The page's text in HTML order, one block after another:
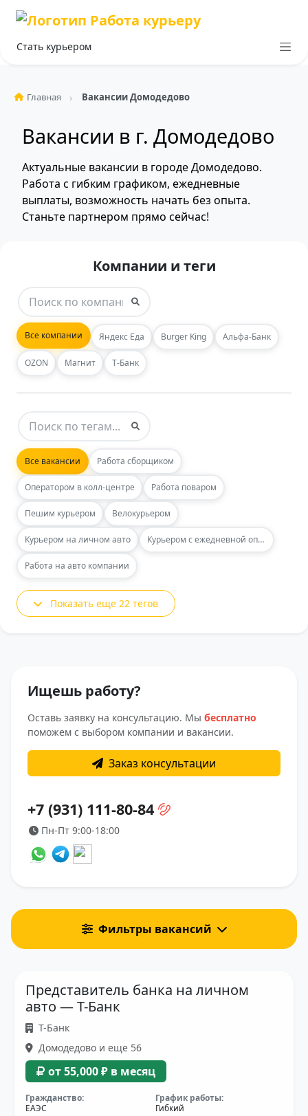
Стать курьером
Главная Вакансии Домодедово
Вакансии в г. Домодедово
Актуальные вакансии в городе Домодедово.
Работа с гибким графиком, ежедневные
выплаты, возможность начать без опыта.
Станьте партнером прямо сейчас!
Компании и теги
Все компании Яндекс Еда Burger King Альфа-Банк
OZON Магнит Т-Банк
Все вакансии Работа сборщиком
Оператором в колл-центре Работа поваром
Пешим курьером Велокурьером
Курьером на личном авто Курьером с ежедневной оплатой
Работа на авто компании
Показать еще 22 тегов
Фильтры вакансий
Ищешь работу?
Оставь заявку на консультацию. Мы бесплатно
поможем с выбором компании и вакансии.
Заказ консультации
+7 (931) 111-80-84
Пн-Пт 9:00-18:00
Представитель банка на личном
авто — Т-Банк
Т-Банк
Домодедово и еще 56
от 55,000 ₽ в месяц
Гражданство:
ЕАЭС
График работы:
Гибкий